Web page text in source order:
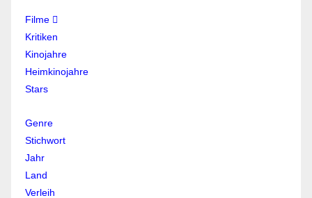
Filme
Kritiken
Kinojahre
Heimkinojahre
Stars
Genre
Stichwort
Jahr
Land
Verleih